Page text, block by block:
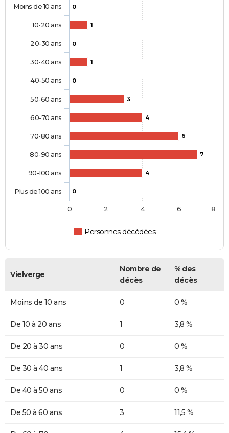
0
1
0
1
0
3
4
6
7
4
0
Personnes décédées
Moins de 10 ans
10-20 ans
20-30 ans
30-40 ans
40-50 ans
50-60 ans
60-70 ans
70-80 ans
80-90 ans
90-100 ans
Plus de 100 ans
0 2 4 6 8
Vielverge
Nombre de
décès
% des
décès
Moins de 10 ans 0 0 %
De 10 à 20 ans 1 3,8 %
De 20 à 30 ans 0 0 %
De 30 à 40 ans 1 3,8 %
De 40 à 50 ans 0 0 %
De 50 à 60 ans 3 11,5 %